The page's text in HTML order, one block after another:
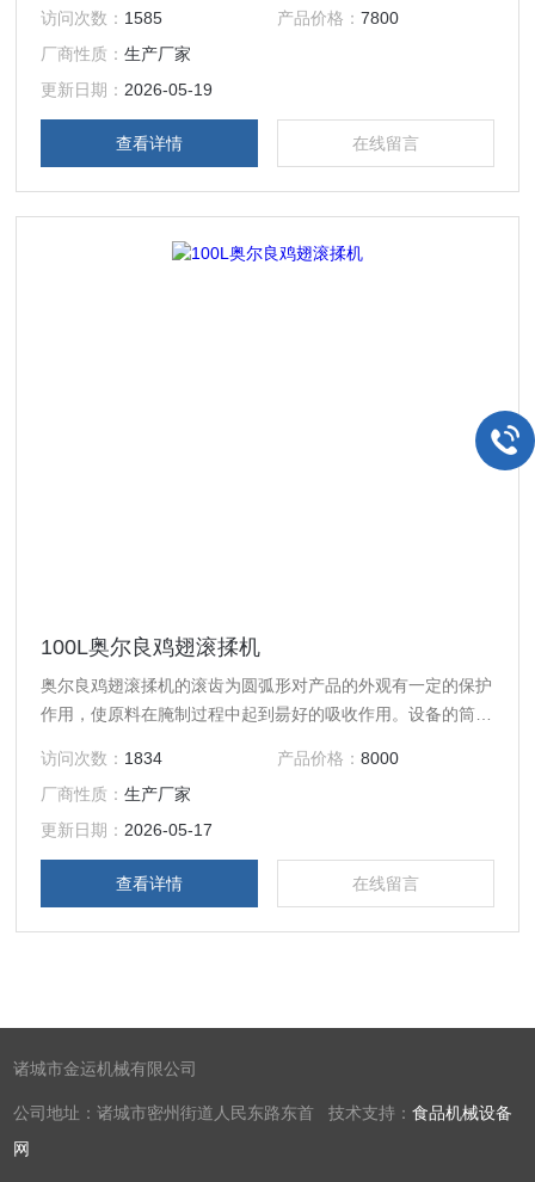
产品弹性和出口率。本机采用不锈钢制作，结构合理，运行平
稳，噪音小，性能可靠，操作简便，设备使用效率高。
访问次数： 1585 产品价格： 7800
厂商性质：生产厂家
更新日期： 2026-05-19
查看详情 在线留言
100L奥尔良鸡翅滚揉机
奥尔良鸡翅滚揉机的滚齿为圆弧形对产品的外观有一定的保护
作用，使原料在腌制过程中起到昜好的吸收作用。设备的筒体
能，设定总时间后，在工作过程中当真空压力达到0.08后会自
动放气、吸气，免除人工操作的繁琐和人工操作不平衡现象。
访问次数： 1834 产品价格： 8000
厂商性质：生产厂家
更新日期： 2026-05-17
查看详情 在线留言
诸城市金运机械有限公司
公司地址：诸城市密州街道人民东路东首 技术支持：食品机械设备
网